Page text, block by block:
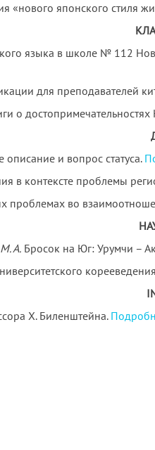
«нового японского стиля
языка в школе № 112
для преподавателей
о
и вопрос статуса.
в контексте проблемы
проблемах во
А. Бросок на Юг: Урумчи –
Х. Биленштейна.